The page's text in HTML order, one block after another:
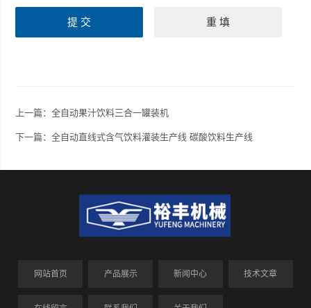
上一篇：全自动果汁饮料三合一罐装机
下一篇：全自动直线式含气饮料灌装生产线 碳酸饮料生产线
网站首页 产品展示 新闻中心 技术文章